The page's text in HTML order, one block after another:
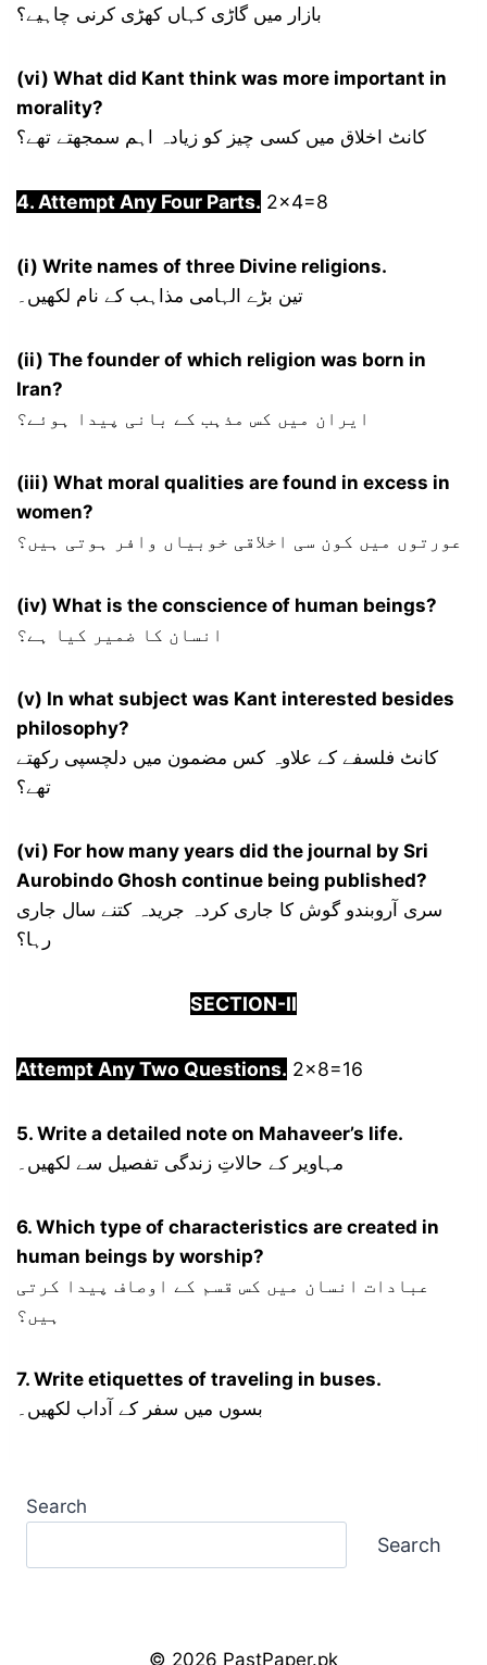
بازار میں گاڑی کہاں کھڑی کرنی چاہیے؟
(vi) What did Kant think was more important in
morality?
کانٹ اخلاق میں کسی چیز کو زیادہ اہم سمجھتے تھے؟
4. Attempt Any Four Parts. 2×4=8
(i) Write names of three Divine religions.
تین بڑے الہامی مذاہب کے نام لکھیں۔
(ii) The founder of which religion was born in
Iran?
ایران میں کس مذہب کے بانی پیدا ہوئے؟
(iii) What moral qualities are found in excess in
women?
عورتوں میں کون سی اخلاقی خوبیاں وافر ہوتی ہیں؟
(iv) What is the conscience of human beings?
انسان کا ضمیر کیا ہے؟
(v) In what subject was Kant interested besides
philosophy?
کانٹ فلسفے کے علاوہ کس مضمون میں دلچسپی رکھتے
تھے؟
(vi) For how many years did the journal by Sri
Aurobindo Ghosh continue being published?
سری آروبندو گوش کا جاری کردہ جریدہ کتنے سال جاری
رہا؟
SECTION-II
Attempt Any Two Questions. 2×8=16
5. Write a detailed note on Mahaveer’s life.
مہاویر کے حالاتِ زندگی تفصیل سے لکھیں۔
6. Which type of characteristics are created in
human beings by worship?
عبادات انسان میں کس قسم کے اوصاف پیدا کرتی
ہیں؟
7. Write etiquettes of traveling in buses.
بسوں میں سفر کے آداب لکھیں۔
Search
Search
© 2026 PastPaper.pk